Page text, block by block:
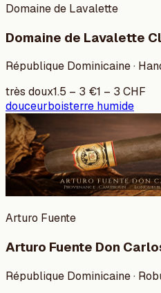
Domaine de Lavalette
Domaine de Lavalette
République Dominicaine ·
très doux1.5 – 3 €1 – 3 CHF
douceurboisterre humide
Arturo Fuente
Arturo Fuente Don
République Dominicaine ·